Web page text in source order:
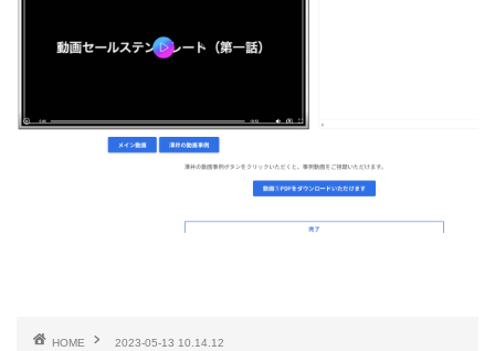
HOME 2023-05-13 10.14.12